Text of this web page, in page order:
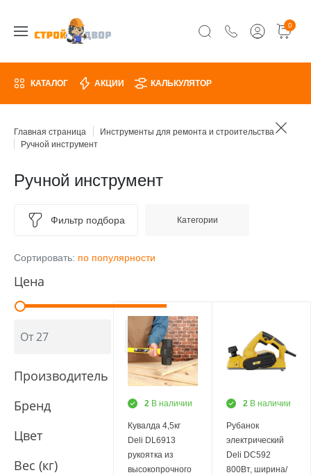
0
КАТАЛОГ АКЦИИ КАЛЬКУЛЯТОР
Главная страница
Инструменты для ремонта и строительства
Ручной инструмент
Ручной инструмент
Фильтр подбора Категории
Сортировать: по популярности
Цена
Производитель
Бренд
Цвет
Вес (кг)
2 В наличии
Кувалда 4,5кг
Deli DL6913
рукоятка из
высокопрочного
2 В наличии
Рубанок
электрический
Deli DC592
800Вт, ширина/